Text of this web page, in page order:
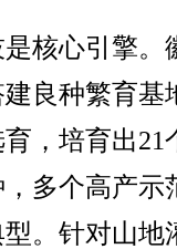
核心引擎。
良种繁育基
，培育出21
多个高产示
。针对山地